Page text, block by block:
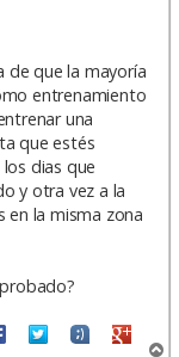
de que la mayoría
entrenamiento
una
que estés
dias que
y otra vez a la
en la misma zona